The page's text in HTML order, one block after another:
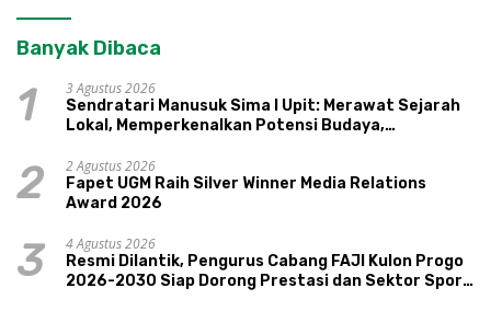
Banyak Dibaca
1
3 Agustus 2026
Sendratari Manusuk Sima I Upit: Merawat Sejarah
Lokal, Memperkenalkan Potensi Budaya,
2
2 Agustus 2026
Fapet UGM Raih Silver Winner Media Relations
Award 2026
3
4 Agustus 2026
Resmi Dilantik, Pengurus Cabang FAJI Kulon Progo
2026-2030 Siap Dorong Prestasi dan Sektor Sport